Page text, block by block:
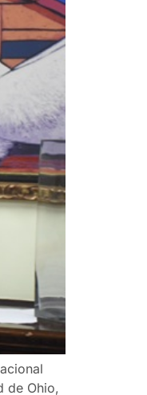
de Ohio,